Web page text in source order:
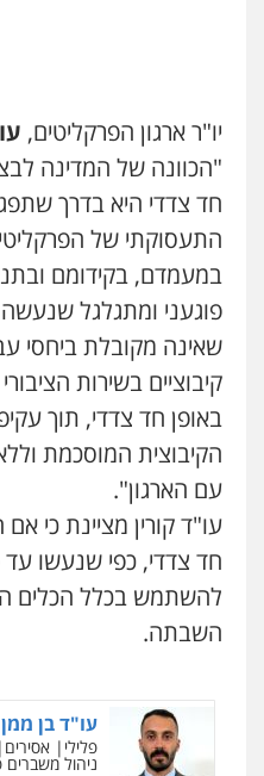
יו"ר ארגון הפרקליטים,
"הכוונה של המדינה
חד צדדי היא בדרך
התעסוקתי של
במעמדם, בקידומם
פוגעני ומתגלגל
שאינה מקובלת ביחסי
קיבוציים בשירות
באופן חד צדדי, תוך
הקיבוצית המוסכמת
עם הארגון".
עו"ד קורין מציינת כי
חד צדדי, כפי שנעשו
להשתמש בכלל הכלים
השבתה.
פלילי
עו"ד שרון
פלילי צווארון
בינלאומי
עו"ד (רו"ח)
מצגר
נדל"ן / עסקים
עו"ד בן ממן
פלילי אסירים
ניהול משברים
צילום עורכי
דין
0504578527